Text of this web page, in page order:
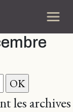
les archives